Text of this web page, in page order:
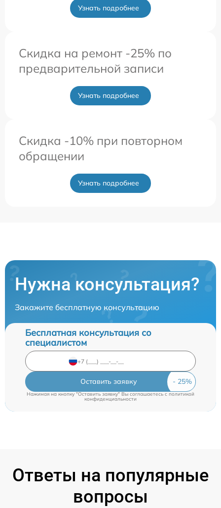
Узнать подробнее
Скидка на ремонт -25% по
предварительной записи
Узнать подробнее
Скидка -10% при повторном
обращении
Узнать подробнее
Нужна консультация?
Закажите бесплатную консультацию
Бесплатная консультация со
специалистом
Оставить заявку
Нажимая на кнопку "Оставить заявку" Вы соглашаетесь c политикой
конфиденциальности
Ответы на популярные
вопросы